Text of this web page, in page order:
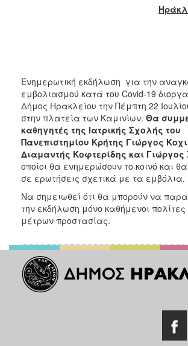
2011
2010
2006
ΤΟΠΟΣ
ΑΝΘΕΚΤΙΚΗ
ΠΟΛΗ
Ενημερωτική εκδήλωση για την
εμβολιασμού κατά του Covid-19
Δήμος Ηρακλείου την Πέμπτη 22
στην πλατεία των Καμινίων. Θα
καθηγητές της Ιατρικής Σχολής του
Πανεπιστημίου Κρήτης Γιώργος
Διαμαντής Κοφτερίδης και
οποίοι θα ενημερώσουν το κοινό και
σε ερωτήσεις σχετικά με τα εμβόλια.
Να σημειωθεί ότι θα μπορούν να
την εκδήλωση μόνο καθήμενοι
μέτρων προστασίας.